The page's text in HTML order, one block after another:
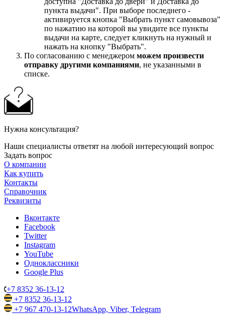
пункта выдачи". При выборе последнего -
активируется кнопка "Выбрать пункт самовывоза"
по нажатию на которой вы увидите все пункты
выдачи на карте, следует кликнуть на нужный и
нажать на кнопку "Выбрать".
По согласованию с менеджером можем произвести
отправку другими компаниями, не указанными в
списке.
Нужна консультация?
Наши специалисты ответят на любой интересующий вопрос
Задать вопрос
О компании
Как купить
Контакты
Справочник
Реквизиты
Вконтакте
Facebook
Twitter
Instagram
YouTube
Одноклассники
Google Plus
+7 8352 36-13-12
+7 8352 36-13-12
+7 967 470-13-12WhatsApp, Viber, Telegram